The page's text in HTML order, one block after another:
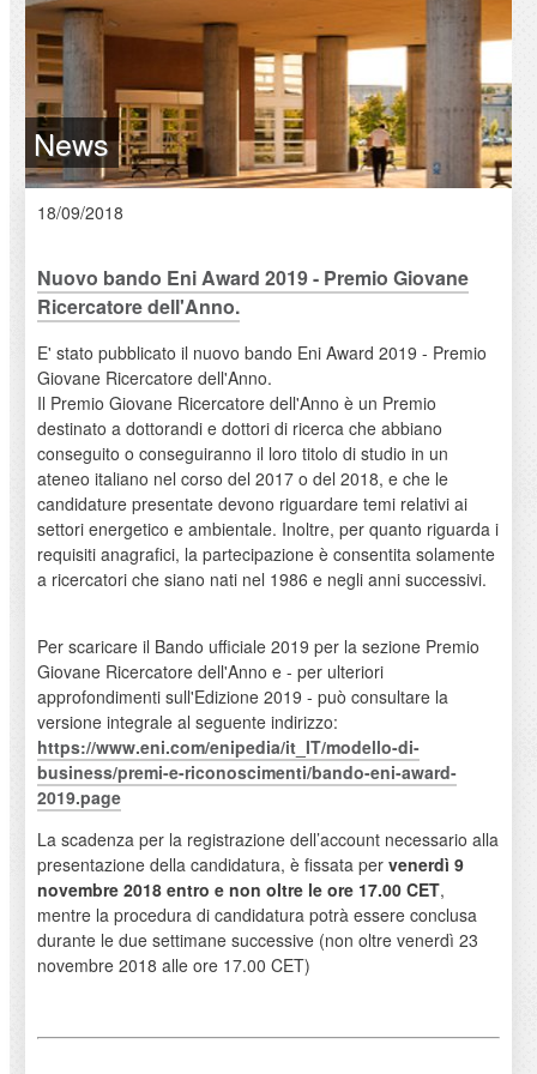
News
18/09/2018
Nuovo bando Eni Award 2019 - Premio Giovane
Ricercatore dell'Anno.
E' stato pubblicato il nuovo bando Eni Award 2019 - Premio
Giovane Ricercatore dell'Anno.
Il Premio Giovane Ricercatore dell'Anno è un Premio
destinato a dottorandi e dottori di ricerca che abbiano
conseguito o conseguiranno il loro titolo di studio in un
ateneo italiano nel corso del 2017 o del 2018, e che le
candidature presentate devono riguardare temi relativi ai
settori energetico e ambientale. Inoltre, per quanto riguarda i
requisiti anagrafici, la partecipazione è consentita solamente
a ricercatori che siano nati nel 1986 e negli anni successivi.
Per scaricare il Bando ufficiale 2019 per la sezione Premio
Giovane Ricercatore dell'Anno e - per ulteriori
approfondimenti sull'Edizione 2019 - può consultare la
versione integrale al seguente indirizzo:
https://www.eni.com/enipedia/it_IT/modello-di-
business/premi-e-riconoscimenti/bando-eni-award-
2019.page
La scadenza per la registrazione dell’account necessario alla
presentazione della candidatura, è fissata per venerdì 9
novembre 2018 entro e non oltre le ore 17.00 CET,
mentre la procedura di candidatura potrà essere conclusa
durante le due settimane successive (non oltre venerdì 23
novembre 2018 alle ore 17.00 CET)